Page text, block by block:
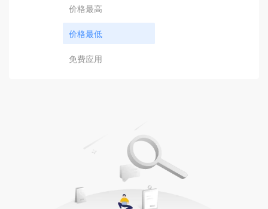
价格最高
价格最低
免费应用